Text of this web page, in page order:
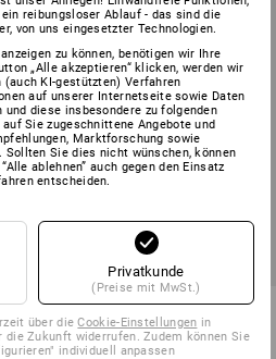
STONEKIT S2
Sicherheitsschuhe Paros
reibungsloser Ablauf - das sind die
von uns eingesetzter Technologien.
zu können, benötigen wir Ihre
„Alle akzeptieren“ klicken, werden wir
(auch KI-gestützten) Verfahren
auf unserer Internetseite sowie Daten
diese insbesondere zu folgenden
Sie zugeschnittene Angebote und
Marktforschung sowie
Sollten Sie dies nicht wünschen, können
ablehnen” auch gegen den Einsatz
entscheiden.
Privatkunde
(Preise mit MwSt.)
über dieCookie-Einstellungen in
Zukunft widerrufen. Zudem können Sie
individuell anpassen